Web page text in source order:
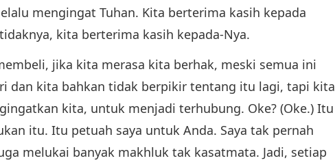
mengingat Tuhan. Kita berterima kasih kepada
kita berterima kasih kepada-Nya.
jika kita merasa kita berhak, meski semua ini
dan kita bahkan tidak berpikir tentang itu lagi, tapi kita
kita, untuk menjadi terhubung. Oke? (Oke.) Itu
itu. Itu petuah saya untuk Anda. Saya tak pernah
melukai banyak makhluk tak kasatmata. Jadi, setiap